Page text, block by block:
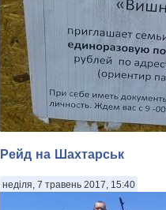
Рейд на Шахтарськ
неділя, 7 травень 2017, 15:40